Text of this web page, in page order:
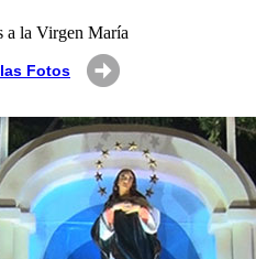
a la Virgen María
Fotos